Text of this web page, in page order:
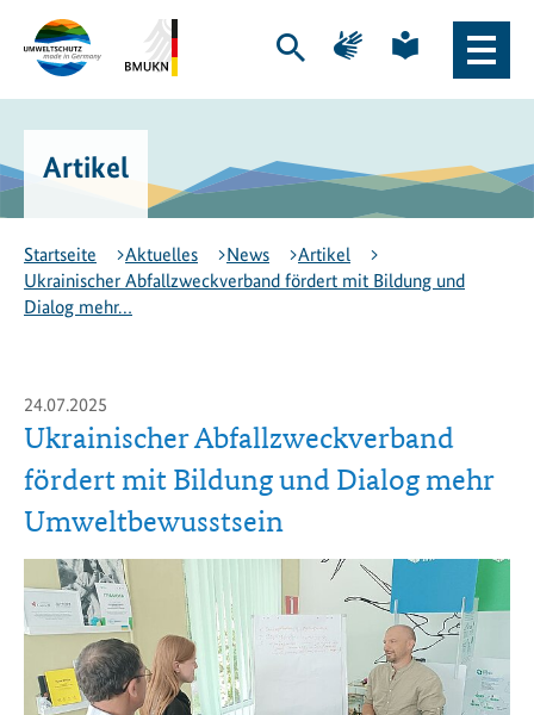
Hauptinhalt
springen
Hauptnavigation
springen
-
zur
Startseite
Naturschutz
und
nukleare
Sicherheit
(BMUKN)
-
BMUKN
Suche
Zur
Seite
Seite
Sprache
öffnen
Artikel
Startseite Aktuelles News
Artikel
Ukrainischer Abfallzweckverband fördert mit Bildung und
Dialog mehr…
24.07.2025
Ukrainischer Abfallzweckverband
fördert mit Bildung und Dialog mehr
Umweltbewusstsein